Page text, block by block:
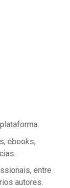
ebooks,
entre
autores.